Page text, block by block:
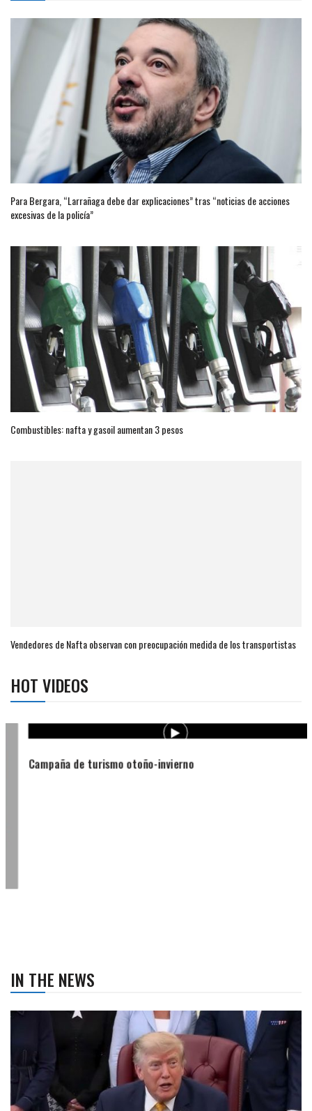
Para Bergara, “Larrañaga debe dar explicaciones” tras “noticias de acciones
excesivas de la policía”
Combustibles: nafta y gasoil aumentan 3 pesos
Vendedores de Nafta observan con preocupación medida de los transportistas
HOT VIDEOS
Campaña de turismo otoño-invierno
IN THE NEWS